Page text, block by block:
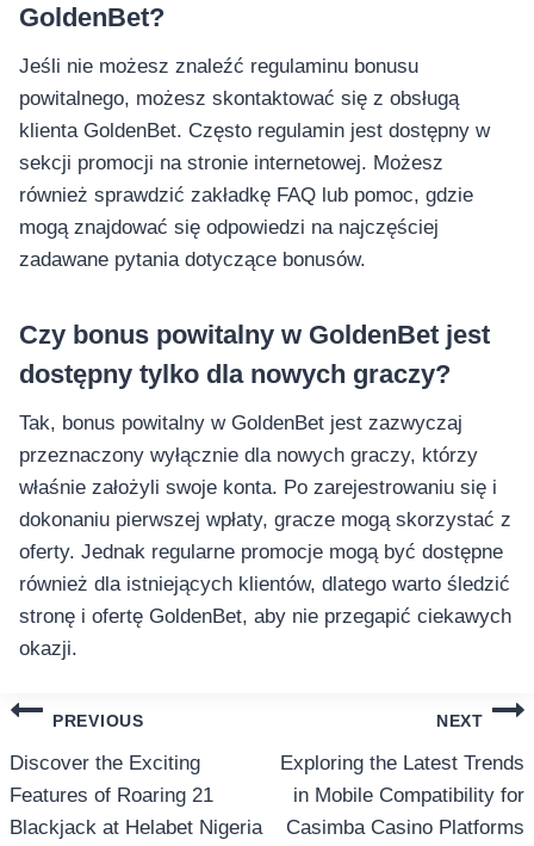
GoldenBet?
Jeśli nie możesz znaleźć regulaminu bonusu
powitalnego, możesz skontaktować się z obsługą
klienta GoldenBet. Często regulamin jest dostępny w
sekcji promocji na stronie internetowej. Możesz
również sprawdzić zakładkę FAQ lub pomoc, gdzie
mogą znajdować się odpowiedzi na najczęściej
zadawane pytania dotyczące bonusów.
Czy bonus powitalny w GoldenBet jest
dostępny tylko dla nowych graczy?
Tak, bonus powitalny w GoldenBet jest zazwyczaj
przeznaczony wyłącznie dla nowych graczy, którzy
właśnie założyli swoje konta. Po zarejestrowaniu się i
dokonaniu pierwszej wpłaty, gracze mogą skorzystać z
oferty. Jednak regularne promocje mogą być dostępne
również dla istniejących klientów, dlatego warto śledzić
stronę i ofertę GoldenBet, aby nie przegapić ciekawych
okazji.
แนะแนว
เรื่อง
PREVIOUS
Discover the Exciting
Features of Roaring 21
Blackjack at Helabet Nigeria
NEXT
Exploring the Latest Trends
in Mobile Compatibility for
Casimba Casino Platforms